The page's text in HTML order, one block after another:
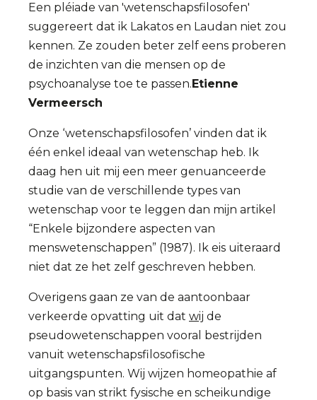
Een pléiade van 'wetenschapsfilosofen'
suggereert dat ik Lakatos en Laudan niet zou
kennen. Ze zouden beter zelf eens proberen
de inzichten van die mensen op de
psychoanalyse toe te passen.Etienne
Vermeersch
Onze ‘wetenschapsfilosofen’ vinden dat ik
één enkel ideaal van wetenschap heb. Ik
daag hen uit mij een meer genuanceerde
studie van de verschillende types van
wetenschap voor te leggen dan mijn artikel
“Enkele bijzondere aspecten van
menswetenschappen” (1987). Ik eis uiteraard
niet dat ze het zelf geschreven hebben.
Overigens gaan ze van de aantoonbaar
verkeerde opvatting uit dat wij de
pseudowetenschappen vooral bestrijden
vanuit wetenschapsfilosofische
uitgangspunten. Wij wijzen homeopathie af
op basis van strikt fysische en scheikundige